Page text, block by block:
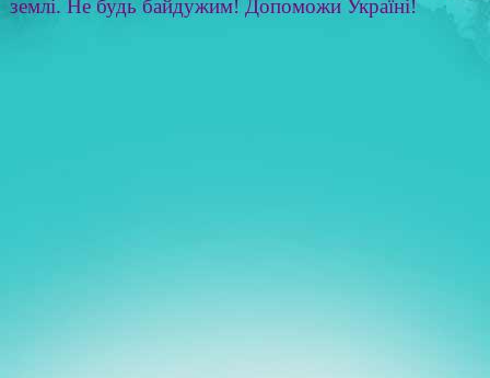
землі. Не будь байдужим! Допоможи Україні!